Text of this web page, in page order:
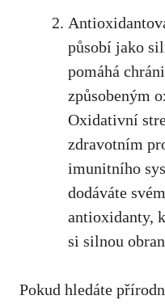
působí jako
pomáhá
způsobeným
Oxidativní
zdravotním
imunitního⁣
dodáváte
⁣antioxidanty,
si silnou
Pokud ‌hledáte‌